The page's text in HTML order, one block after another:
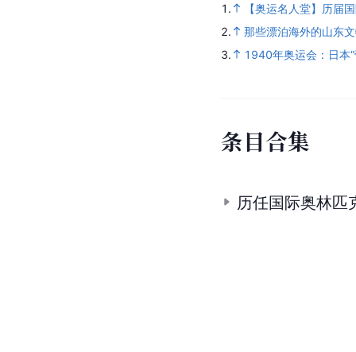
1.
【奥运名人堂】历届
2.
那些漂泊海外的山东
3.
1940年奥运会：日本
条目合集
历任国际奥林匹